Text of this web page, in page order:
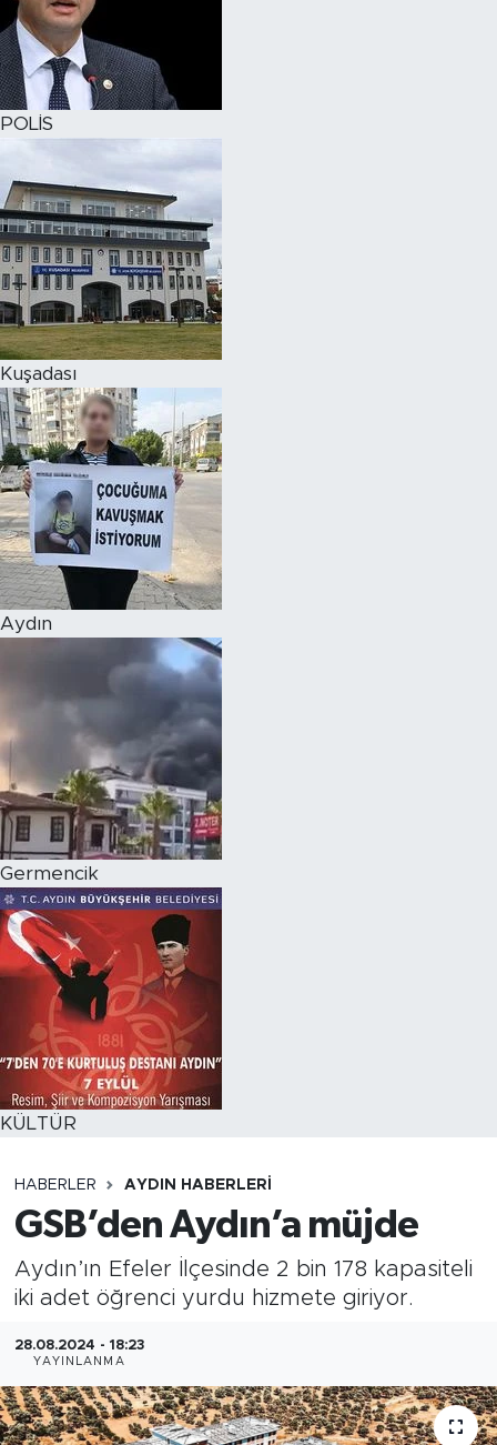
POLİS
Kuşadası
Aydın
Germencik
KÜLTÜR
HABERLER AYDIN HABERLERI
GSB’den Aydın’a müjde
Aydın’ın Efeler İlçesinde 2 bin 178 kapasiteli
iki adet öğrenci yurdu hizmete giriyor.
28.08.2024 - 18:23
YAYINLANMA